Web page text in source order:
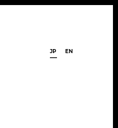
JP EN